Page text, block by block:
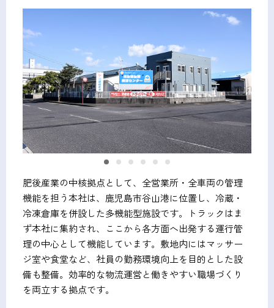
肥後産業の中核拠点として、全営業所・全車両の管理
機能を担う本社は、鹿児島市谷山港に位置し、冷蔵・
冷凍倉庫を併設した多機能型施設です。トラックはま
ず本社に集約され、ここから各方面へ出発する運行管
理の中心として機能しています。敷地内にはマッサー
ジ室や食堂など、社員の勤務環境向上を目的とした設
備も整備。効率的な物流運営と働きやすい職場づくり
を両立する拠点です。